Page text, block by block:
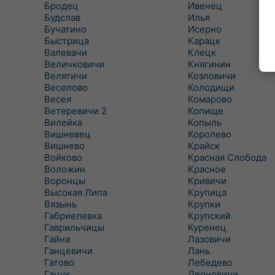
Бродец
Будслав
Бучатино
Быстрица
Валевачи
Величковичи
Велятичи
Веселово
Весея
Ветеревичи 2
Вилейка
Вишневец
Вишнево
Войково
Воложин
Воронцы
Высокая Липа
Вязынь
Габриелевка
Гаврильчицы
Гайна
Ганцевичи
Гатово
Ивенец
Илья
Исерно
Карацк
Клецк
Княгинин
Козловичи
Колодищи
Комарово
Копище
Копыль
Королево
Крайск
Красная Слобода
Красное
Кривичи
Крупица
Крупки
Крупский
Куренец
Лазовичи
Лань
Лебедево